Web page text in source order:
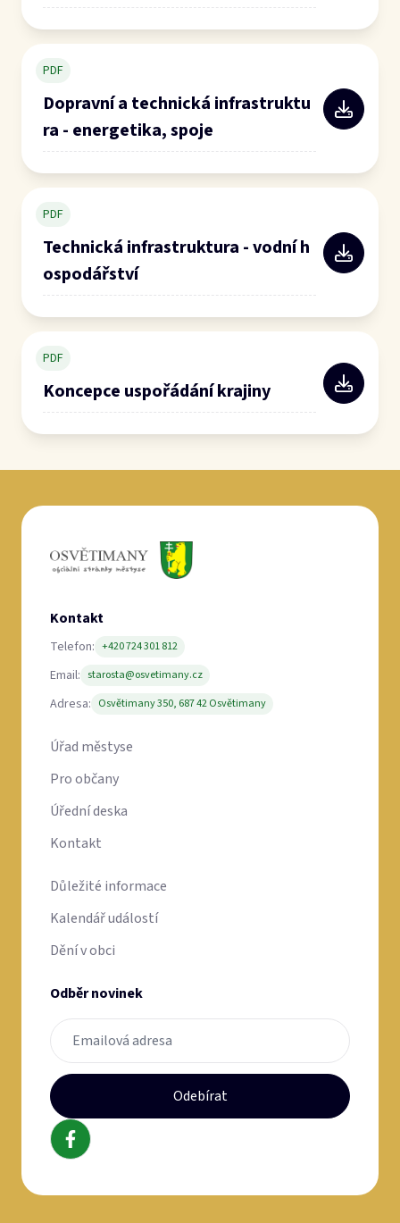
PDF
Dopravní a technická infrastruktu
ra - energetika, spoje
PDF
Technická infrastruktura - vodní h
ospodářství
PDF
Koncepce uspořádání krajiny
Kontakt
Telefon: +420 724 301 812
Email: starosta@osvetimany.cz
Adresa: Osvětimany 350, 687 42 Osvětimany
Úřad městyse
Pro občany
Úřední deska
Kontakt
Důležité informace
Kalendář událostí
Dění v obci
Odběr novinek
Odebírat